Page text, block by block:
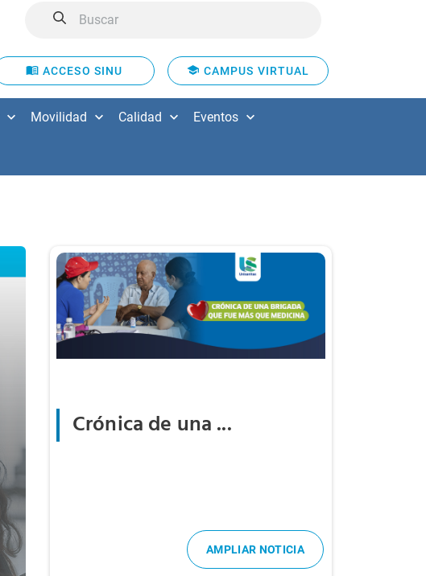
ACCESO SINU CAMPUS VIRTUAL
Movilidad Calidad Eventos
Crónica de una ...
AMPLIAR NOTICIA